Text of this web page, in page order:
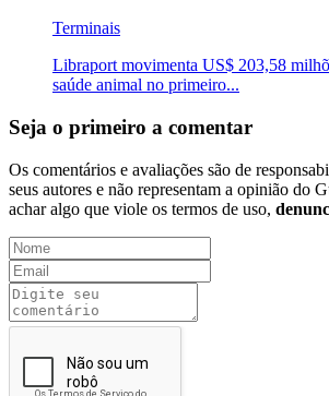
Terminais
Libraport movimenta US$ 203,58
saúde animal no primeiro...
Seja o primeiro a comentar
Os comentários e avaliações são de
seus autores e não representam a opinião do
achar algo que viole os termos de uso,